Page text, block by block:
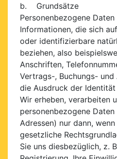
b. Grundsätze
Personenbezogene
Informationen, die sich
oder identifizierbare
beziehen, also
Anschriften,
Vertrags-, Buchungs- und
die Ausdruck der Identität
Wir erheben, verarbeiten
personenbezogene
Adressen) nur dann,
gesetzliche
Sie uns diesbezüglich, z.